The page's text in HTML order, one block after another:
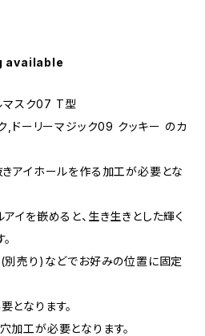
available
マスク07 T型
ドーリーマジック09 クッキー のカ
アイホールを作る加工が必要とな
イを嵌めると、生き生きとした輝く
売り)などでお好みの位置に固定
となります。
工が必要となります。